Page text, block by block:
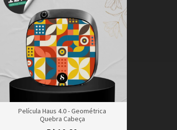
Película Haus 4.0 - Geométrica
Quebra Cabeça